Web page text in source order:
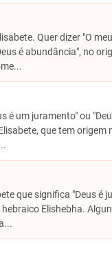
Quer dizer "O
é abundância", no
é um juramento" ou
que tem origem
que significa "Deus é
Elishebha.